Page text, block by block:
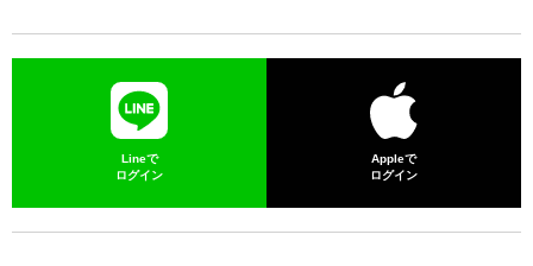
Lineで
ログイン
Appleで
ログイン